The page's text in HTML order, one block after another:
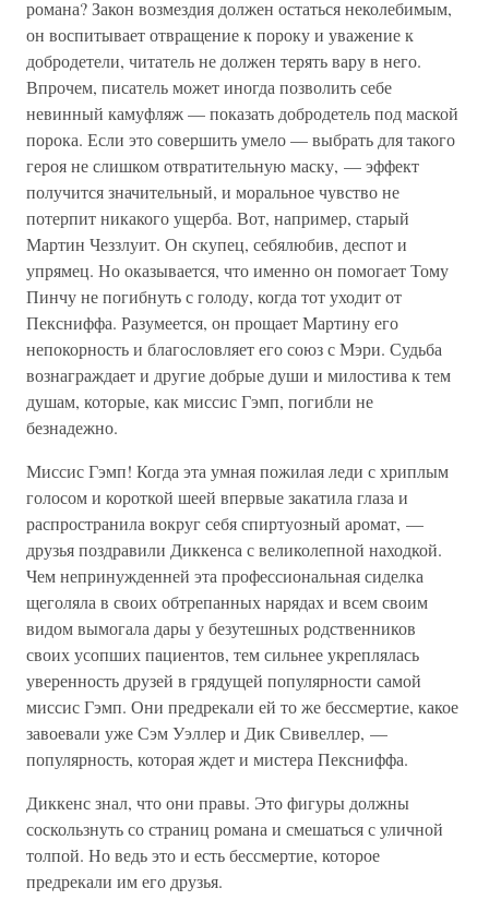
романа? Закон возмездия должен остаться неколебимым,
он воспитывает отвращение к пороку и уважение к
добродетели, читатель не должен терять вару в него.
Впрочем, писатель может иногда позволить себе
невинный камуфляж — показать добродетель под маской
порока. Если это совершить умело — выбрать для такого
героя не слишком отвратительную маску, — эффект
получится значительный, и моральное чувство не
потерпит никакого ущерба. Вот, например, старый
Мартин Чеззлуит. Он скупец, себялюбив, деспот и
упрямец. Но оказывается, что именно он помогает Тому
Пинчу не погибнуть с голоду, когда тот уходит от
Пексниффа. Разумеется, он прощает Мартину его
непокорность и благословляет его союз с Мэри. Судьба
вознаграждает и другие добрые души и милостива к тем
душам, которые, как миссис Гэмп, погибли не
безнадежно.
Миссис Гэмп! Когда эта умная пожилая леди с хриплым
голосом и короткой шеей впервые закатила глаза и
распространила вокруг себя спиртуозный аромат, —
друзья поздравили Диккенса с великолепной находкой.
Чем непринужденней эта профессиональная сиделка
щеголяла в своих обтрепанных нарядах и всем своим
видом вымогала дары у безутешных родственников
своих усопших пациентов, тем сильнее укреплялась
уверенность друзей в грядущей популярности самой
миссис Гэмп. Они предрекали ей то же бессмертие, какое
завоевали уже Сэм Уэллер и Дик Свивеллер, —
популярность, которая ждет и мистера Пексниффа.
Диккенс знал, что они правы. Это фигуры должны
соскользнуть со страниц романа и смешаться с уличной
толпой. Но ведь это и есть бессмертие, которое
предрекали им его друзья.